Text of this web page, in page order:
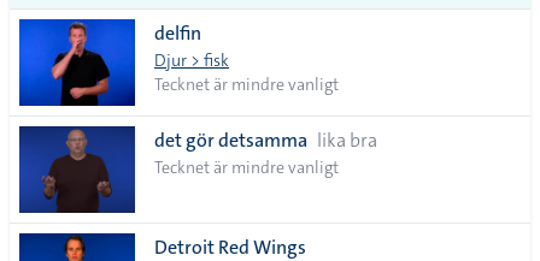
alla i
lista
delfin
Djur > fisk
Tecknet är mindre vanligt
det gör detsamma lika bra
Tecknet är mindre vanligt
Detroit Red Wings